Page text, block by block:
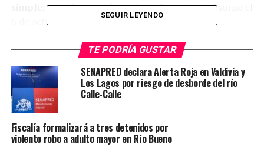
, emitida por el Juzgado de Garantía de Osorno el
6 de octubre de 2021.
Por instrucciones del fiscal de turno, el individuo fue
puesto a disposición delJuzgado de Garantía de
Valdiviadurante la jornada de este jueves, quedando
detenido tanto por la infracción a la Ley de Drogas
como por la orden pendiente que registraba.
Post Views: 134
SEGUIR LEYENDO
TE PODRÍA GUSTAR
SENAPRED declara Alerta Roja en Valdivia y
Los Lagos por riesgo de desborde del río
Calle-Calle
Fiscalía formalizará a tres detenidos por
violento robo a adulto mayor en Río Bueno